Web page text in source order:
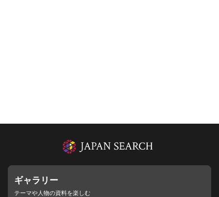
ギャラリー
テーマや人物の資料を楽しむ